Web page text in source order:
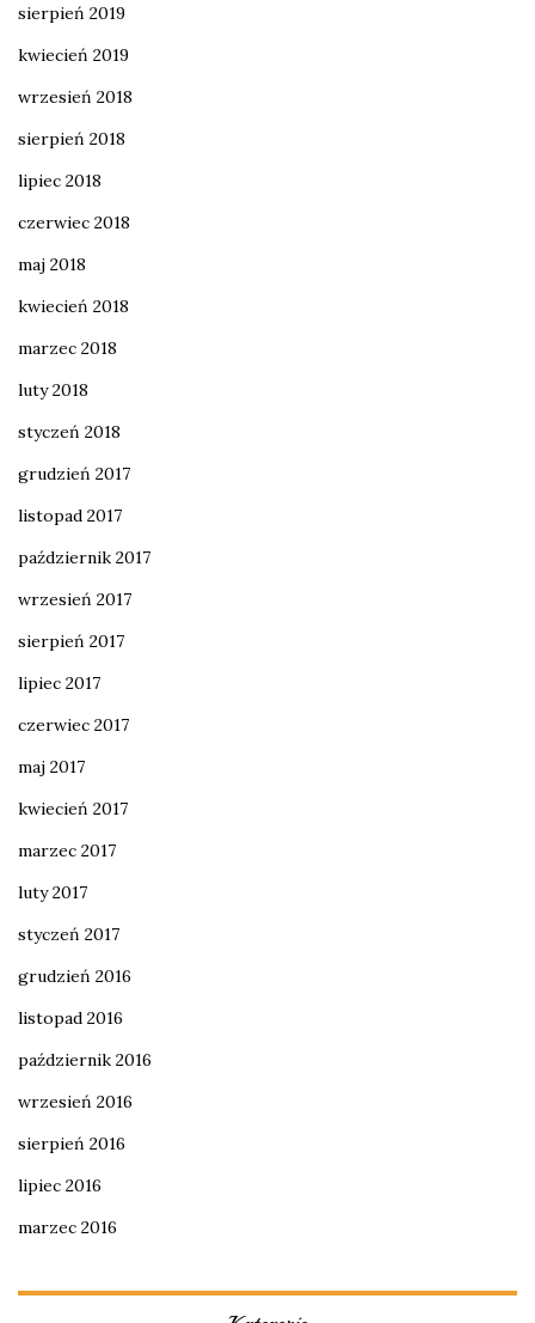
sierpień 2019
kwiecień 2019
wrzesień 2018
sierpień 2018
lipiec 2018
czerwiec 2018
maj 2018
kwiecień 2018
marzec 2018
luty 2018
styczeń 2018
grudzień 2017
listopad 2017
październik 2017
wrzesień 2017
sierpień 2017
lipiec 2017
czerwiec 2017
maj 2017
kwiecień 2017
marzec 2017
luty 2017
styczeń 2017
grudzień 2016
listopad 2016
październik 2016
wrzesień 2016
sierpień 2016
lipiec 2016
marzec 2016